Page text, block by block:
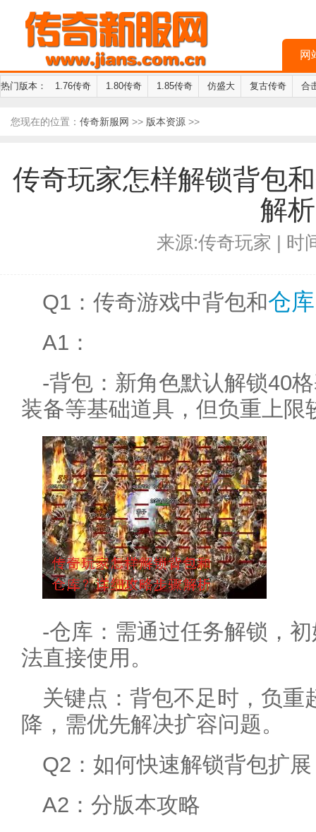
网
热门版本： 1.76传奇 1.80传奇 1.85传奇 仿盛大 复古传奇 合
您现在的位置： 传奇新服网 >> 版本资源 >>
传奇玩家怎样解锁背包
解析
来源:传奇玩家 | 时
Q1：传奇游戏中背包和仓库
A1：
-背包：新角色默认解锁40
装备等基础道具，但负重上限
-仓库：需通过任务解锁，
法直接使用。
关键点：背包不足时，负重
降，需优先解决扩容问题。
Q2：如何快速解锁背包扩
A2：分版本攻略